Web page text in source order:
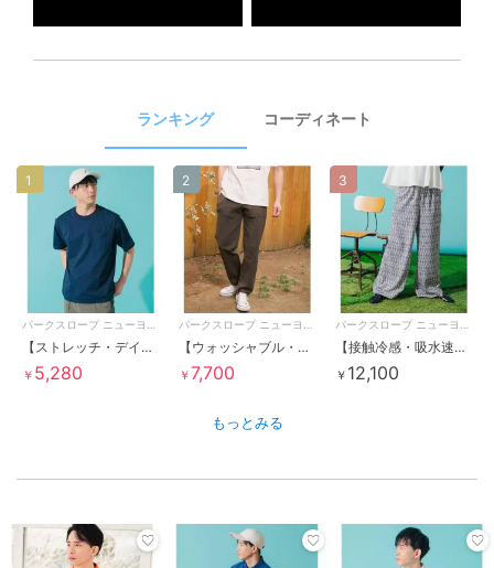
ランキング コーディネート
【ストレッチ・デイリー・テック感】テックTシャツ
￥ 5,280
1
【ウォッシャブル・軽量・ストレッチ・セットアップ可】エフォートレス
￥7,700
2
【接触冷感・吸水速乾・ウエストゴム】リーフプリントリラックスパンツ
￥ 12,100
3
もっとみる